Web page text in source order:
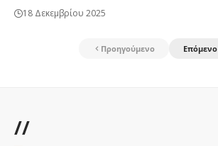
18 Δεκεμβρίου 2025
Προηγούμενο Επόμενο
//